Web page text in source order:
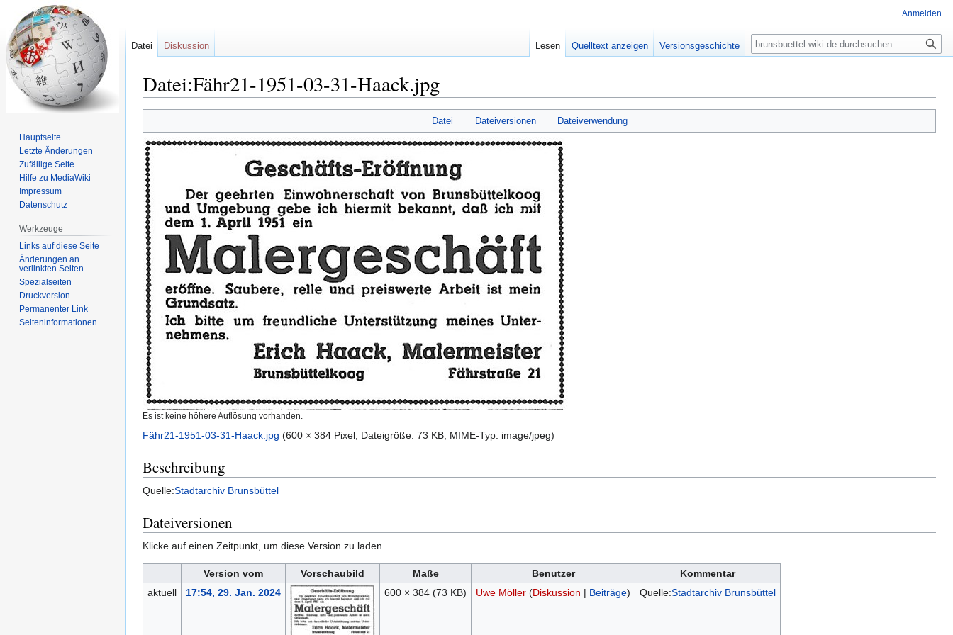
Datei:Fähr21-1951-03-31-Haack.jpg
Navigation
springen
Suche
springen
Datei Dateiversionen Dateiverwendung
Es ist keine höhere Auflösung vorhanden.
Fähr21-1951-03-31-Haack.jpg (600 × 384 Pixel, Dateigröße: 73 KB, MIME-Typ: image/jpeg)
Beschreibung
Quelle:Stadtarchiv Brunsbüttel
Dateiversionen
Klicke auf einen Zeitpunkt, um diese Version zu laden.
Version vom Vorschaubild Maße Benutzer
Kommentar
aktuell
17:54, 29. Jan. 2024 600 × 384 (73 KB) Uwe Möller (Diskussion | Beiträge) Quelle:Stadtarchiv Brunsbüttel
Anmelden
Datei Diskussion Lesen Quelltext anzeigen Versionsgeschichte
Suche
Hauptseite
Letzte Änderungen
Zufällige Seite
Hilfe zu MediaWiki
Impressum
Datenschutz
Werkzeuge
Links auf diese Seite
Änderungen an
verlinkten Seiten
Spezialseiten
Druckversion
Permanenter Link
Seiten­informationen